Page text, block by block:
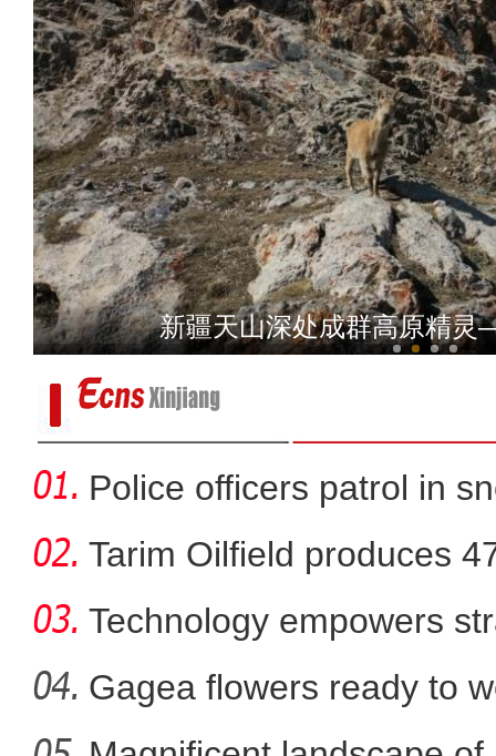
新疆兵团曲子戏：老
新疆天山深处成群高原精
Police officers patrol in
Tarim Oilfield produces
Technology empowers
Xi
Gagea flowers ready to